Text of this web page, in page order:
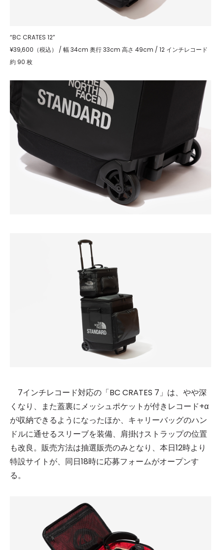
“BC CRATES 12”
¥39,600（税込） / 幅 34cm 奥行 33cm 高さ 49cm / 12 インチレコード
約 90 枚
7インチレコード対応の「BC CRATES 7」は、やや深
くなり、また蓋裏にメッシュポケットが付きレコード+α
が収納できるようになったほか、キャリーバッグのハン
ドルに通せるスリーブを装備、肩掛けストラップの位置
も改良。販売方法は抽選販売のみとなり、本日12時より
特設サイトが、同日18時に応募フォームがオープンす
る。